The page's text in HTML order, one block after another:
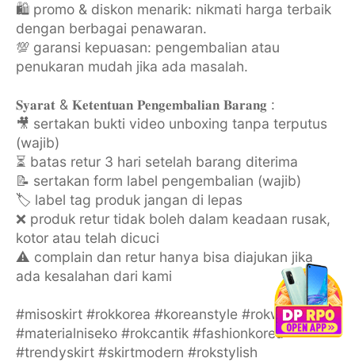
🛍️ promo & diskon menarik: nikmati harga terbaik
dengan berbagai penawaran.
💯 garansi kepuasan: pengembalian atau
penukaran mudah jika ada masalah.
𝐒𝐲𝐚𝐫𝐚𝐭 & 𝐊𝐞𝐭𝐞𝐧𝐭𝐮𝐚𝐧 𝐏𝐞𝐧𝐠𝐞𝐦𝐛𝐚𝐥𝐢𝐚𝐧 𝐁𝐚𝐫𝐚𝐧𝐠 :
🎥 sertakan bukti video unboxing tanpa terputus
(wajib)
⏳ batas retur 3 hari setelah barang diterima
📝 sertakan form label pengembalian (wajib)
🏷️ label tag produk jangan di lepas
❌ produk retur tidak boleh dalam keadaan rusak,
kotor atau telah dicuci
⚠️ complain dan retur hanya bisa diajukan jika
ada kesalahan dari kami
#misoskirt #rokkorea #koreanstyle #rokwanita
#materialniseko #rokcantik #fashionkorea
#trendyskirt #skirtmodern #rokstylish